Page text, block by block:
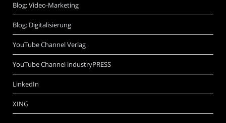
Blog: Video-Marketing
Blog: Digitalisierung
YouTube Channel Verlag
YouTube Channel industryPRESS
LinkedIn
XING